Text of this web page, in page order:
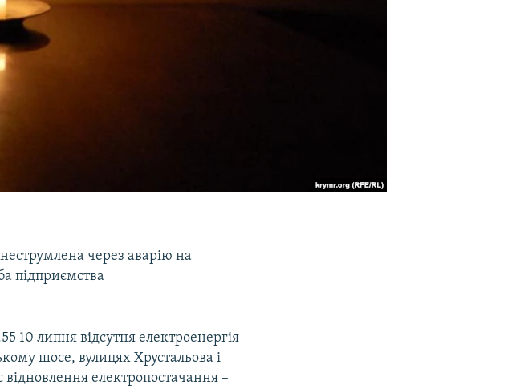
через аварію на
підприємства
10 липня відсутня електроенергія
шосе, вулицях Хрустальова і
електропостачання –